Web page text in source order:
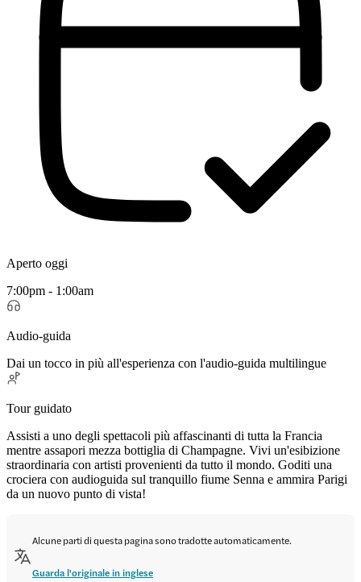
Aperto oggi
7:00pm - 1:00am
Audio-guida
Dai un tocco in più all'esperienza con l'audio-guida multilingue
Tour guidato
Assisti a uno degli spettacoli più affascinanti di tutta la Francia
mentre assapori mezza bottiglia di Champagne. Vivi un'esibizione
straordinaria con artisti provenienti da tutto il mondo. Goditi una
crociera con audioguida sul tranquillo fiume Senna e ammira Parigi
da un nuovo punto di vista!
Alcune parti di questa pagina sono tradotte automaticamente.
Guarda l'originale in inglese